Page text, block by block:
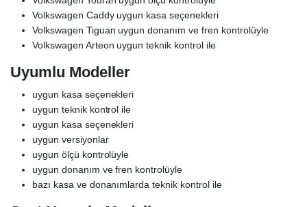
Volkswagen Caddy uygun kasa seçenekleri
Volkswagen Tiguan uygun donanım ve fren kontrolüyle
Volkswagen Arteon uygun teknik kontrol ile
Uyumlu Modeller
uygun kasa seçenekleri
uygun teknik kontrol ile
uygun kasa seçenekleri
uygun versiyonlar
uygun ölçü kontrolüyle
uygun donanım ve fren kontrolüyle
bazı kasa ve donanımlarda teknik kontrol ile